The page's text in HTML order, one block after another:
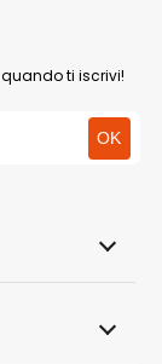
quando ti iscrivi!